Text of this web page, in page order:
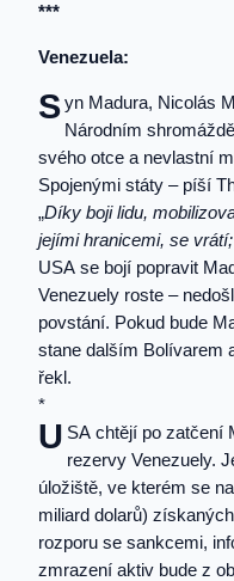
***
Venezuela:
Syn Madura, Nicolás
Národním
svého otce a nevlastní
Spojenými státy – píší
„Díky boji lidu,
jejími hranicemi, se
USA se bojí popravit
Venezuely roste –
povstání. Pokud bude
stane dalším Bolívarem
řekl.
*
U SA chtějí po zatčení
rezervy Venezuely.
úložiště, ve kterém se
miliard dolarů)
rozporu se sankcemi,
zmrazení aktiv bude z